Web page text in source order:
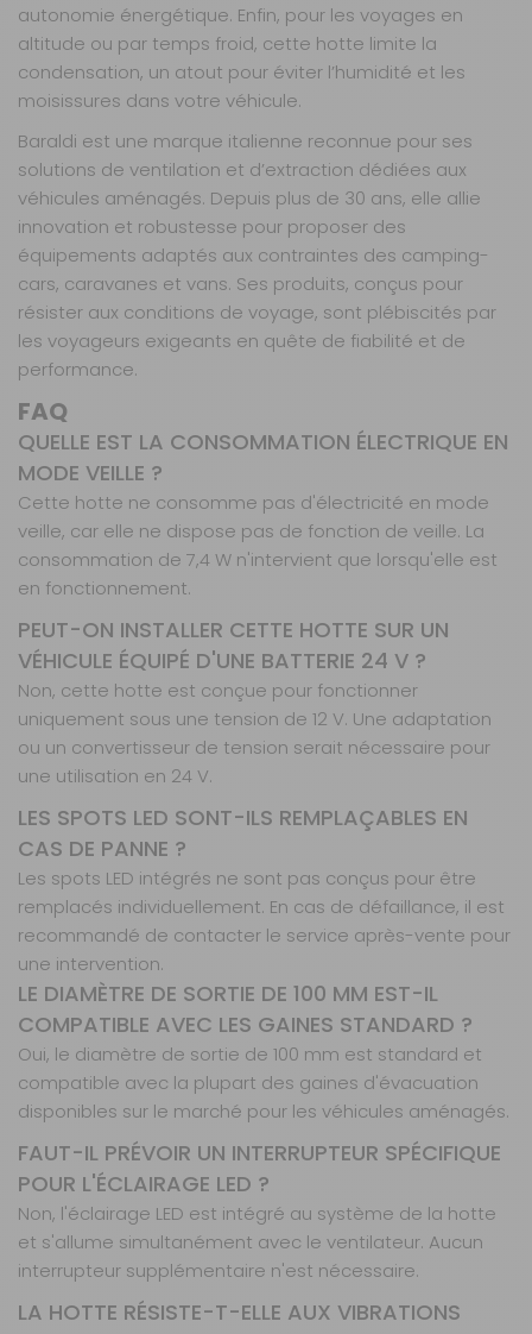
autonomie énergétique. Enfin, pour les voyages en
altitude ou par temps froid, cette hotte limite la
condensation, un atout pour éviter l’humidité et les
moisissures dans votre véhicule.
Baraldi est une marque italienne reconnue pour ses
solutions de ventilation et d’extraction dédiées aux
véhicules aménagés. Depuis plus de 30 ans, elle allie
innovation et robustesse pour proposer des
équipements adaptés aux contraintes des camping-
cars, caravanes et vans. Ses produits, conçus pour
résister aux conditions de voyage, sont plébiscités par
les voyageurs exigeants en quête de fiabilité et de
performance.
FAQ
QUELLE EST LA CONSOMMATION ÉLECTRIQUE EN
MODE VEILLE ?
Cette hotte ne consomme pas d'électricité en mode
veille, car elle ne dispose pas de fonction de veille. La
consommation de 7,4 W n'intervient que lorsqu'elle est
en fonctionnement.
PEUT-ON INSTALLER CETTE HOTTE SUR UN
VÉHICULE ÉQUIPÉ D'UNE BATTERIE 24 V ?
Non, cette hotte est conçue pour fonctionner
uniquement sous une tension de 12 V. Une adaptation
ou un convertisseur de tension serait nécessaire pour
une utilisation en 24 V.
LES SPOTS LED SONT-ILS REMPLAÇABLES EN
CAS DE PANNE ?
Les spots LED intégrés ne sont pas conçus pour être
remplacés individuellement. En cas de défaillance, il est
recommandé de contacter le service après-vente pour
une intervention.
LE DIAMÈTRE DE SORTIE DE 100 MM EST-IL
COMPATIBLE AVEC LES GAINES STANDARD ?
Oui, le diamètre de sortie de 100 mm est standard et
compatible avec la plupart des gaines d'évacuation
disponibles sur le marché pour les véhicules aménagés.
FAUT-IL PRÉVOIR UN INTERRUPTEUR SPÉCIFIQUE
POUR L'ÉCLAIRAGE LED ?
Non, l'éclairage LED est intégré au système de la hotte
et s'allume simultanément avec le ventilateur. Aucun
interrupteur supplémentaire n'est nécessaire.
LA HOTTE RÉSISTE-T-ELLE AUX VIBRATIONS